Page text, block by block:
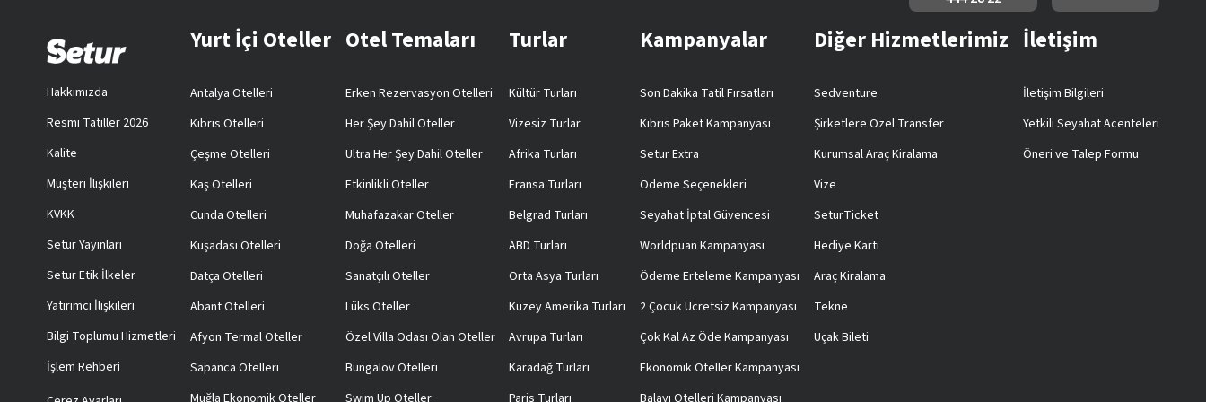
Hakkımızda
Resmi Tatiller 2026
Kalite
Müşteri İlişkileri
KVKK
Setur Yayınları
Setur Etik İlkeler
Yatırımcı İlişkileri
Bilgi Toplumu Hizmetleri
İşlem Rehberi
Yurt İçi Oteller
Antalya Otelleri
Kıbrıs Otelleri
Çeşme Otelleri
Kaş Otelleri
Cunda Otelleri
Kuşadası Otelleri
Datça Otelleri
Abant Otelleri
Afyon Termal Oteller
Sapanca Otelleri
Muğla Ekonomik Oteller
Otel Temaları
Erken Rezervasyon Otelleri
Her Şey Dahil Oteller
Ultra Her Şey Dahil Oteller
Etkinlikli Oteller
Muhafazakar Oteller
Doğa Otelleri
Sanatçılı Oteller
Lüks Oteller
Özel Villa Odası Olan Oteller
Bungalov Otelleri
Swim Up Oteller
Turlar
Kültür Turları
Vizesiz Turlar
Afrika Turları
Fransa Turları
Belgrad Turları
ABD Turları
Orta Asya Turları
Kuzey Amerika Turları
Avrupa Turları
Karadağ Turları
Paris Turları
Kampanyalar
Son Dakika Tatil Fırsatları
Kıbrıs Paket Kampanyası
Setur Extra
Ödeme Seçenekleri
Seyahat İptal Güvencesi
Worldpuan Kampanyası
Ödeme Erteleme Kampanyası
2 Çocuk Ücretsiz Kampanyası
Çok Kal Az Öde Kampanyası
Ekonomik Oteller Kampanyası
Balayı Otelleri Kampanyası
Diğer Hizmetlerimiz
Sedventure
Şirketlere Özel Transfer
Kurumsal Araç Kiralama
Vize
SeturTicket
Hediye Kartı
Araç Kiralama
Tekne
Uçak Bileti
İletişim
İletişim Bilgileri
Yetkili Seyahat Acenteleri
Öneri ve Talep Formu